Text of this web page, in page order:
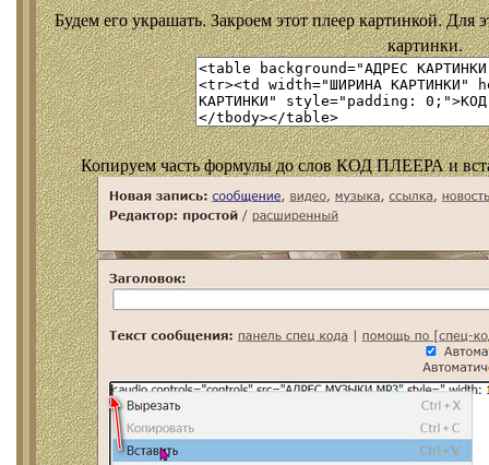
Будем его украшать. Закроем этот плеер картинкой. Для
картинки.
Копируем часть формулы до слов КОД ПЛЕЕРА и